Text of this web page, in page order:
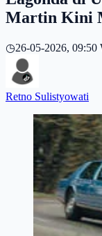
Martin Kini
◷26-05-2026, 09:50
Retno Sulistyowati